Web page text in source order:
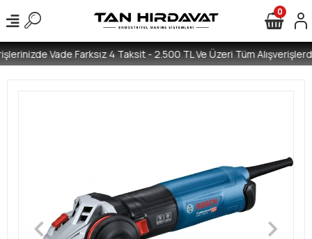
Vade Farksız 4 Taksit - 2.500 TL Ve Üzeri Tüm
0